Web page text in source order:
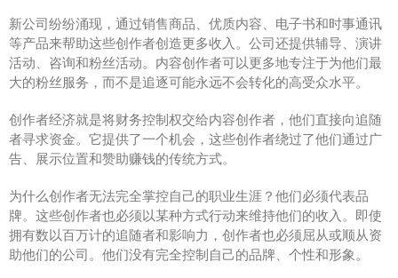
新公司纷纷涌现，通过销售商品、优质内容、电子书和时事通讯
等产品来帮助这些创作者创造更多收入。公司还提供辅导、演讲
活动、咨询和粉丝活动。内容创作者可以更多地专注于为他们最
大的粉丝服务，而不是追逐可能永远不会转化的高受众水平。
创作者经济就是将财务控制权交给内容创作者，他们直接向追随
者寻求资金。它提供了一个机会，这些创作者绕过了他们通过广
告、展示位置和赞助赚钱的传统方式。
为什么创作者无法完全掌控自己的职业生涯？他们必须代表品
牌。这些创作者也必须以某种方式行动来维持他们的收入。即使
拥有数以百万计的追随者和影响力，创作者也必须屈从或顺从资
助他们的公司。他们没有完全控制自己的品牌、个性和形象。